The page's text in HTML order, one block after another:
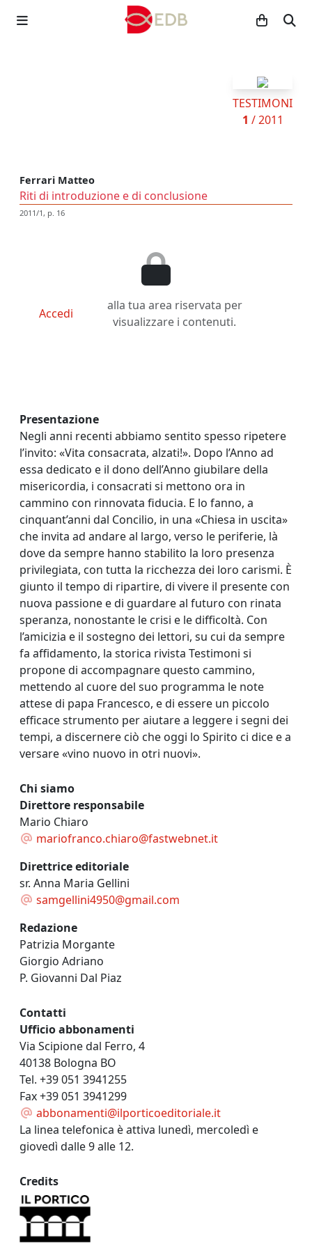
TESTIMONI
1 / 2011
Ferrari Matteo
Riti di introduzione e di conclusione
2011/1, p. 16
Accedi
alla tua area riservata per
visualizzare i contenuti.
Presentazione
Negli anni recenti abbiamo sentito spesso ripetere
l’invito: «Vita consacrata, alzati!». Dopo l’Anno ad
essa dedicato e il dono dell’Anno giubilare della
misericordia, i consacrati si mettono ora in
cammino con rinnovata fiducia. E lo fanno, a
cinquant’anni dal Concilio, in una «Chiesa in uscita»
che invita ad andare al largo, verso le periferie, là
dove da sempre hanno stabilito la loro presenza
privilegiata, con tutta la ricchezza dei loro carismi. È
giunto il tempo di ripartire, di vivere il presente con
nuova passione e di guardare al futuro con rinata
speranza, nonostante le crisi e le difficoltà. Con
l’amicizia e il sostegno dei lettori, su cui da sempre
fa affidamento, la storica rivista Testimoni si
propone di accompagnare questo cammino,
mettendo al cuore del suo programma le note
attese di papa Francesco, e di essere un piccolo
efficace strumento per aiutare a leggere i segni dei
tempi, a discernere ciò che oggi lo Spirito ci dice e a
versare «vino nuovo in otri nuovi».
Chi siamo
Direttore responsabile
Mario Chiaro
mariofranco.chiaro@fastwebnet.it
Direttrice editoriale
sr. Anna Maria Gellini
samgellini4950@gmail.com
Redazione
Patrizia Morgante
Giorgio Adriano
P. Giovanni Dal Piaz
Contatti
Ufficio abbonamenti
Via Scipione dal Ferro, 4
40138 Bologna BO
Tel. +39 051 3941255
Fax +39 051 3941299
abbonamenti@ilporticoeditoriale.it
La linea telefonica è attiva lunedì, mercoledì e
giovedì dalle 9 alle 12.
Credits